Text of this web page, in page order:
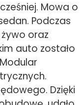
Mowa o
Podczas
oraz
auto zostało
Dzięki